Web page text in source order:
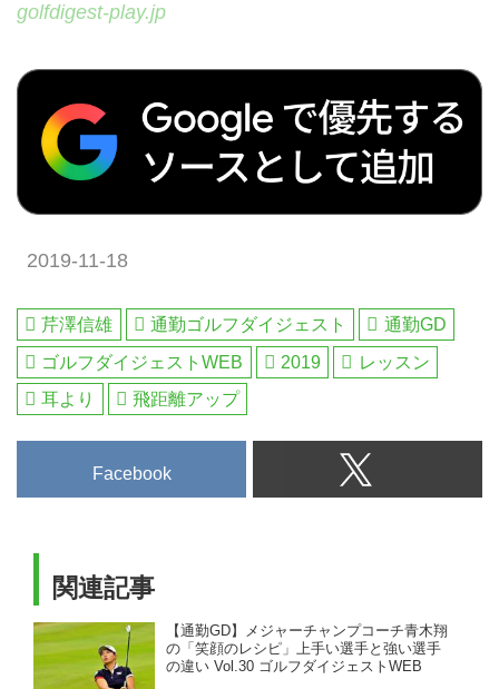
golfdigest-play.jp
2019-11-18
芹澤信雄 通勤ゴルフダイジェスト
通勤GD
ゴルフダイジェストWEB
2019
レッスン
耳より
飛距離アップ
Facebook
関連記事
【通勤GD】メジャーチャンプコーチ青木翔
の「笑顔のレシピ」上手い選手と強い選手
の違い Vol.30 ゴルフダイジェストWEB